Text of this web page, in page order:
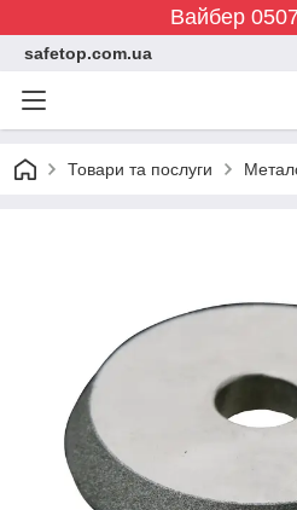
Вайбер
safetop.com.ua
Товари та послуги